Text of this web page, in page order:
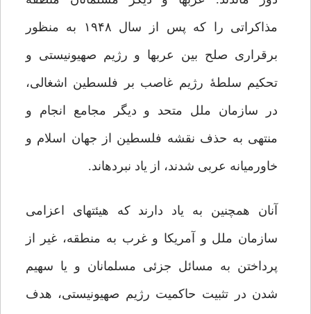
مذاکراتی را که پس از سال ۱۹۴۸ به منظور
برقراری صلح بین عرب‏ها و رژیم صهیونیستی و
تحکیم سلطۀ رژیم غاصب بر فلسطین اشغالی،
در سازمان ملل متحد و دیگر مجامع انجام و
منتهی به حذف نقشه‏ فلسطین از جهان اسلام و
خاورمیانه عربی ‏شدند، از یاد نبرده‏اند.
آنان همچنین به یاد دارند که هیئت‏های اعزامی
سازمان ملل و آمریکا و غرب به منطقه، غیر از
پرداختن به مسائل جزئی مسلمانان و یا سهیم
شدن در تثبیت حاکمیت رژیم صهیونیستی، هدف